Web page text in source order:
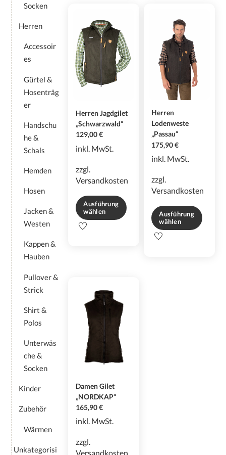
können
auf
der
Produktseite
gewählt
werden
Optionen
können
auf
der
Produktseite
gewählt
Herren Jagdgilet
„Schwarzwald“
129,00€
inkl. MwSt.
zzgl.
Versandkosten
Ausführung
wählen
Dieses
Optionen
können
Produktseite
gewählt
Herren
Lodenweste
„Passau“
175,90€
inkl. MwSt.
zzgl.
Versandkosten
Ausführung
wählen
Dieses
Damen Gilet
„NORDKAP“
165,90€
inkl. MwSt.
zzgl.
Versandkosten
Socken
Herren
Accessoir
es
Gürtel &
Hosenträg
er
Handschu
he &
Schals
Hemden
Hosen
Jacken &
Westen
Kappen &
Hauben
Pullover &
Strick
Shirt &
Polos
Unterwäs
che &
Socken
Kinder
Zubehör
Wärmen
Unkategorisi